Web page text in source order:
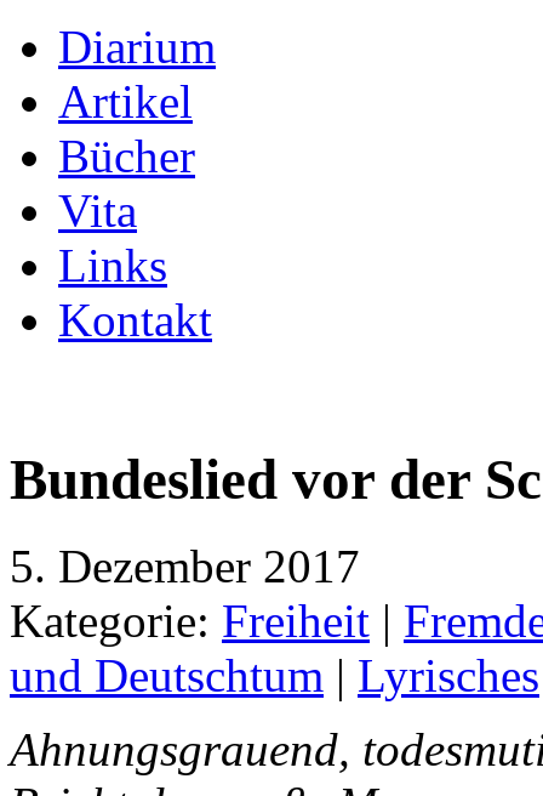
Diarium
Artikel
Bücher
Vita
Links
Kontakt
Bundeslied vor der
5. Dezember 2017
Kategorie: Freiheit |
und Deutschtum | Lyrisches
Ahnungsgrauend,